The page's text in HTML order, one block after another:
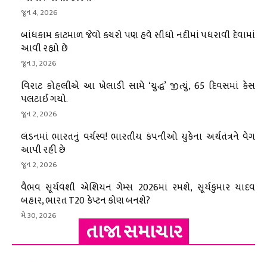
જૂન 4, 2026
બાંધકામ કાટમાળ જેવો કચરો પણ હવે સીધો નદીમાં પધરાવી દેવામાં
આવી રહ્યો છે
જૂન 3, 2026
વિરાટ કોહલીએ આ ખેલાડી સામે ‘યુદ્ધ’ જીત્યું, 65 દિવસમાં કેસ
પલટાઈ ગયો.
જૂન 2, 2026
લંડનમાં ભારતનું વર્ચસ્વ! ભારતીય કંપનીઓ યુકેના અર્થતંત્રને વેગ
આપી રહી છે
જૂન 2, 2026
વૈભવ સૂર્યવંશી એશિયન ગેમ્સ 2026માં રમશે, સૂર્યકુમાર યાદવ
બહાર, ભારત T20 કેપ્ટન કોણ બનશે?
મે 30, 2026
તાજા સમાચાર